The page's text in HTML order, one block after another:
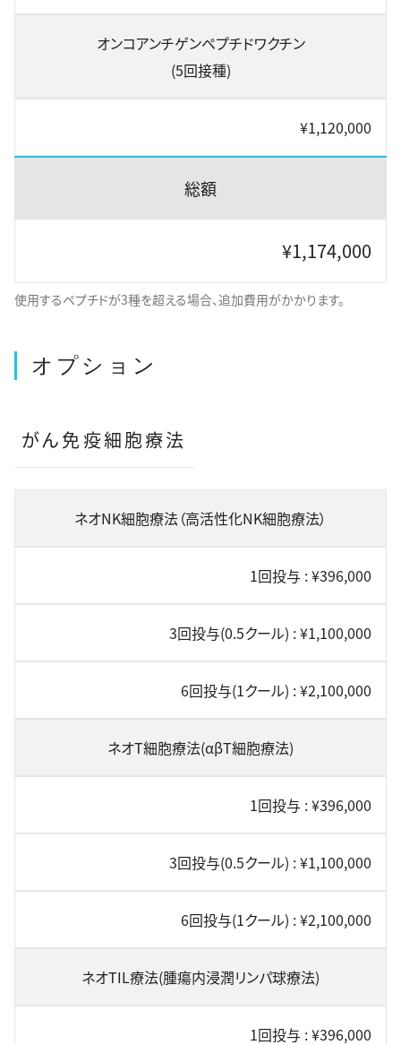
オンコアンチゲンペプチドワクチン
(5回接種)
¥1,120,000
総額
¥1,174,000
使用するペプチドが3種を超える場合、追加費用がかかります。
オプション
がん免疫細胞療法
ネオNK細胞療法（高活性化NK細胞療法）
1回投与 : ¥396,000
3回投与(0.5クール) : ¥1,100,000
6回投与(1クール) : ¥2,100,000
ネオT細胞療法(αβT細胞療法)
1回投与 : ¥396,000
3回投与(0.5クール) : ¥1,100,000
6回投与(1クール) : ¥2,100,000
ネオTIL療法(腫瘍内浸潤リンパ球療法)
1回投与 : ¥396,000